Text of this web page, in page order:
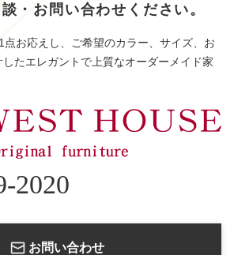
・お問い合わせください。
点お応えし、ご希望のカラー、サイズ、お
たエレガントで上質なオーダーメイド家
2020
お問い合わせ